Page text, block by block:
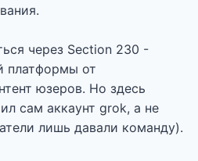
через Section 230 -
платформы от
юзеров. Но здесь
сам аккаунт grok, а не
лишь давали команду).